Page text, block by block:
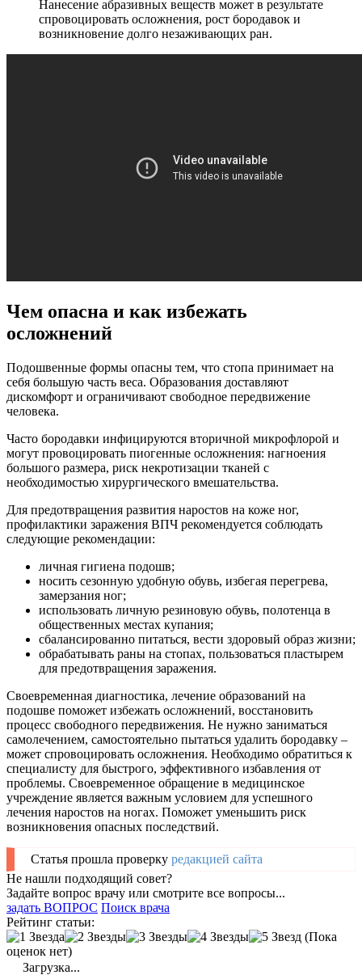
Нанесение абразивных веществ может в результате
спровоцировать осложнения, рост бородавок и
возникновение долго незаживающих ран.
Чем опасна и как избежать
осложнений
Подошвенные формы опасны тем, что стопа принимает на
себя большую часть веса. Образования доставляют
дискомфорт и ограничивают свободное передвижение
человека.
Часто бородавки инфицируются вторичной микрофлорой и
могут провоцировать пиогенные осложнения: нагноения
большого размера, риск некротизации тканей с
необходимостью хирургического вмешательства.
Для предотвращения развития наростов на коже ног,
профилактики заражения ВПЧ рекомендуется соблюдать
следующие рекомендации:
личная гигиена подошв;
носить сезонную удобную обувь, избегая перегрева,
замерзания ног;
использовать личную резиновую обувь, полотенца в
общественных местах купания;
сбалансированно питаться, вести здоровый образ жизни;
обрабатывать раны на стопах, пользоваться пластырем
для предотвращения заражения.
Своевременная диагностика, лечение образований на
подошве поможет избежать осложнений, восстановить
процесс свободного передвижения. Не нужно заниматься
самолечением, самостоятельно пытаться удалить бородавку –
может спровоцировать осложнения. Необходимо обратиться к
специалисту для быстрого, эффективного избавления от
проблемы. Своевременное обращение в медицинское
учреждение является важным условием для успешного
лечения наростов на ногах. Поможет уменьшить риск
возникновения опасных последствий.
Статья прошла проверку редакцией сайта
Не нашли подходящий совет?
Задайте вопрос врачу или смотрите все вопросы...
задать ВОПРОС Поиск врача
Рейтинг статьи:
(Пока
оценок нет)
Загрузка...